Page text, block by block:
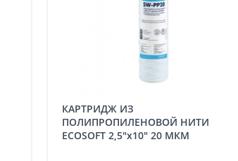
КАРТРИДЖ ИЗ
ПОЛИПРОПИЛЕНОВОЙ НИТИ
ECOSOFT 2,5"x10" 20 МКМ